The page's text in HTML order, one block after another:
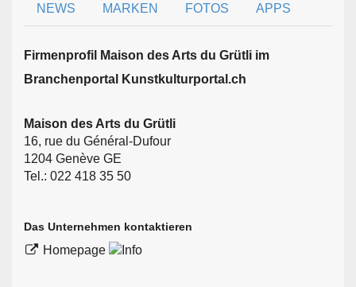
NEWS MARKEN FOTOS APPS
Firmen­profil Maison des Arts du Grütli im
Branchen­portal Kunstkulturportal.ch
Maison des Arts du Grütli
16, rue du Général-Dufour
1204 Genève GE
Tel.: 022 418 35 50
Das Unternehmen kontaktieren
Homepage